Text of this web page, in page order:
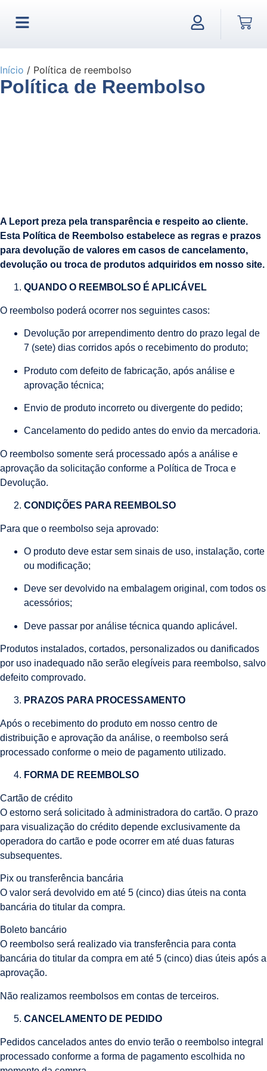
Início / Política de reembolso
Política de Reembolso
A Leport preza pela transparência e respeito ao cliente.
Esta Política de Reembolso estabelece as regras e prazos
para devolução de valores em casos de cancelamento,
devolução ou troca de produtos adquiridos em nosso site.
QUANDO O REEMBOLSO É APLICÁVEL
O reembolso poderá ocorrer nos seguintes casos:
Devolução por arrependimento dentro do prazo legal de
7 (sete) dias corridos após o recebimento do produto;
Produto com defeito de fabricação, após análise e
aprovação técnica;
Envio de produto incorreto ou divergente do pedido;
Cancelamento do pedido antes do envio da mercadoria.
O reembolso somente será processado após a análise e
aprovação da solicitação conforme a Política de Troca e
Devolução.
CONDIÇÕES PARA REEMBOLSO
Para que o reembolso seja aprovado:
O produto deve estar sem sinais de uso, instalação, corte
ou modificação;
Deve ser devolvido na embalagem original, com todos os
acessórios;
Deve passar por análise técnica quando aplicável.
Produtos instalados, cortados, personalizados ou danificados
por uso inadequado não serão elegíveis para reembolso, salvo
defeito comprovado.
PRAZOS PARA PROCESSAMENTO
Após o recebimento do produto em nosso centro de
distribuição e aprovação da análise, o reembolso será
processado conforme o meio de pagamento utilizado.
FORMA DE REEMBOLSO
Cartão de crédito
O estorno será solicitado à administradora do cartão. O prazo
para visualização do crédito depende exclusivamente da
operadora do cartão e pode ocorrer em até duas faturas
subsequentes.
Pix ou transferência bancária
O valor será devolvido em até 5 (cinco) dias úteis na conta
bancária do titular da compra.
Boleto bancário
O reembolso será realizado via transferência para conta
bancária do titular da compra em até 5 (cinco) dias úteis após a
aprovação.
Não realizamos reembolsos em contas de terceiros.
CANCELAMENTO DE PEDIDO
Pedidos cancelados antes do envio terão o reembolso integral
processado conforme a forma de pagamento escolhida no